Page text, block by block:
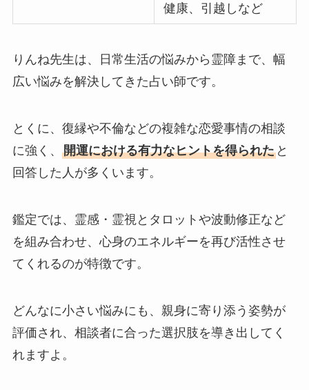
健康、引越しなど
りんね先生は、日常生活の悩みから霊障まで、幅
広い悩みを解決してきた占い師です。
とくに、復縁や不倫などの複雑な恋愛事情の相談
に強く、 開運における有力なヒントを得られたと
回答した人が多くいます。
鑑定では、霊感・霊視とタロットや波動修正など
を組み合わせ、心身のエネルギーを再び活性させ
てくれるのが特徴です。
どんなに小さい悩みにも、親身に寄り添う姿勢が
評価され、相談者に合った選択肢を導き出してく
れますよ。